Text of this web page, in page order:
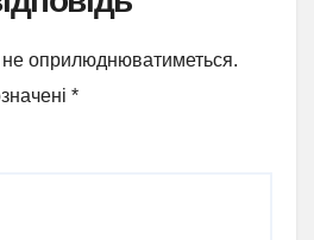
оприлюднюватиметься.
*